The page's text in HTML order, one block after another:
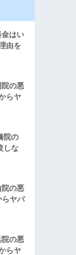
金はい
由を
の悪
らヤ
院の
しな
の悪
らヤバ
の悪
らヤ